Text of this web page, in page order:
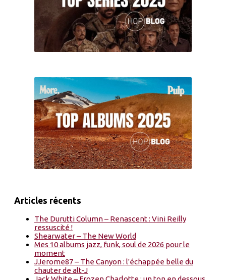
Articles récents
The Durutti Column – Renascent : Vini Reilly
ressuscité !
Shearwater – The New World
Mes 10 albums jazz, funk, soul de 2026 pour le
moment
JJerome87 – The Canyon : l'échappée belle du
chauter de alt-J